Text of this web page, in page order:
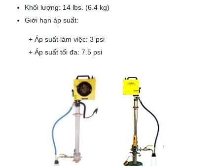
Khối lượng: 14 lbs. (6.4 kg)
Giới hạn áp suất:
+ Áp suất làm việc: 3 psi
+ Áp suất tối đa: 7.5 psi